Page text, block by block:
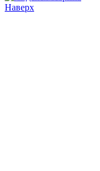
Наверх